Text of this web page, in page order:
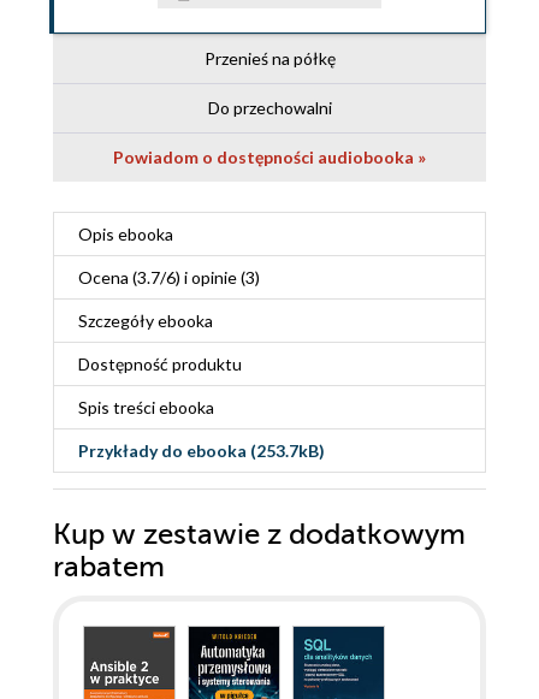
Przenieś na półkę
Do przechowalni
Powiadom o dostępności audiobooka »
Opis ebooka
Ocena (3.7/6) i opinie (3)
Szczegółyebooka
Dostępność produktu
Spis treściebooka
Przykłady do ebooka (253.7kB)
Kup w zestawie z dodatkowym
rabatem